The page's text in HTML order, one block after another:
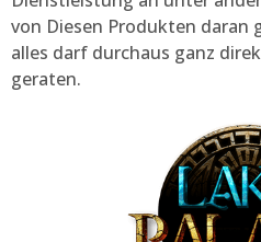
von Diesen Produkten daran
alles darf durchaus ganz
geraten.